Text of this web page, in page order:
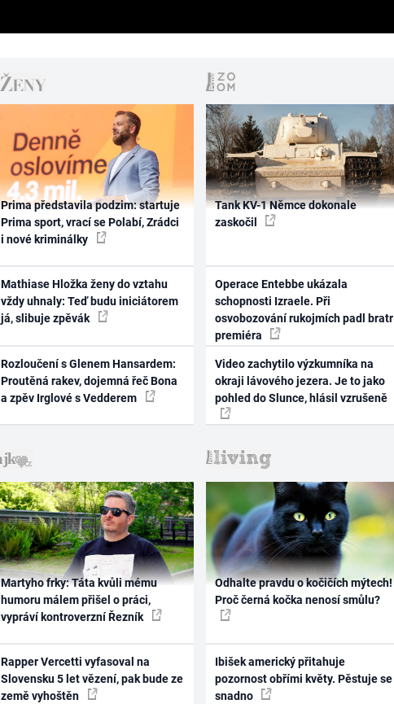
Prima představila podzim: startuje
Prima sport, vrací se Polabí, Zrádci
i nové kriminálky
Mathiase Hložka ženy do vztahu
vždy uhnaly: Teď budu iniciátorem
já, slibuje zpěvák
Rozloučení s Glenem Hansardem:
Proutěná rakev, dojemná řeč Bona
a zpěv Irglové s Vedderem
Tank KV-1 Němce dokonale
zaskočil
Operace Entebbe ukázala
schopnosti Izraele. Při
osvobozování rukojmích padl bratr
premiéra
Video zachytilo výzkumníka na
okraji lávového jezera. Je to jako
pohled do Slunce, hlásil vzrušeně
Martyho frky: Táta kvůli mému
humoru málem přišel o práci,
vypráví kontroverzní Řezník
Rapper Vercetti vyfasoval na
Slovensku 5 let vězení, pak bude ze
země vyhoštěn
Odhalte pravdu o kočičích mýtech!
Proč černá kočka nenosí smůlu?
Ibišek americký přitahuje
pozornost obřími květy. Pěstuje se
snadno